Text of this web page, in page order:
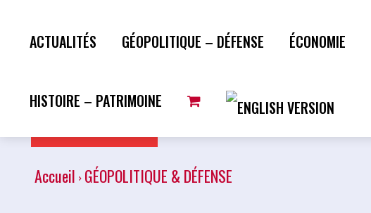
ACTUALITÉS GÉOPOLITIQUE – DÉFENSE ÉCONOMIE
HISTOIRE – PATRIMOINE
Accueil GÉOPOLITIQUE & DÉFENSE